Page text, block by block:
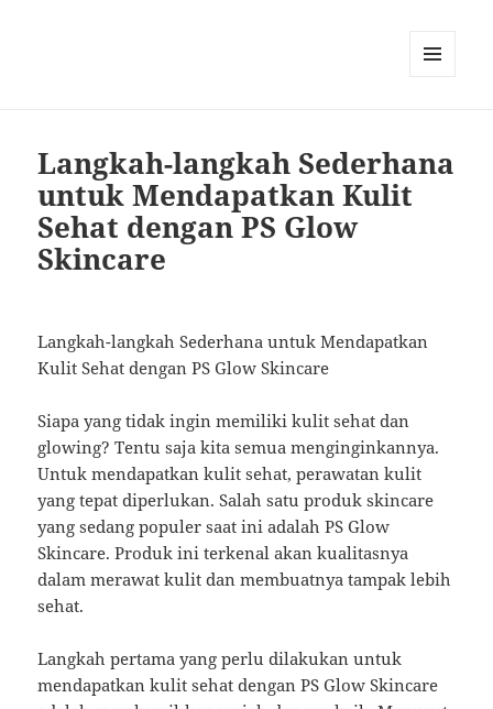
Langkah-langkah Sederhana
untuk Mendapatkan Kulit
Sehat dengan PS Glow
Skincare
Langkah-langkah Sederhana untuk Mendapatkan
Kulit Sehat dengan PS Glow Skincare
Siapa yang tidak ingin memiliki kulit sehat dan
glowing? Tentu saja kita semua menginginkannya.
Untuk mendapatkan kulit sehat, perawatan kulit
yang tepat diperlukan. Salah satu produk skincare
yang sedang populer saat ini adalah PS Glow
Skincare. Produk ini terkenal akan kualitasnya
dalam merawat kulit dan membuatnya tampak lebih
sehat.
Langkah pertama yang perlu dilakukan untuk
mendapatkan kulit sehat dengan PS Glow Skincare